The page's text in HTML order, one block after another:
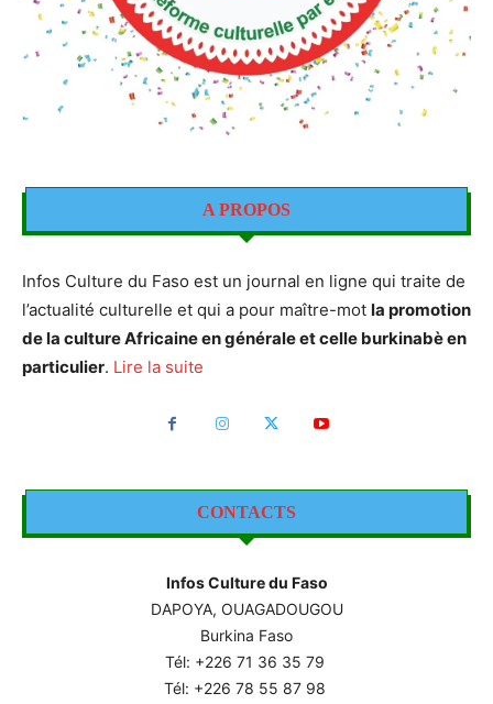
A PROPOS
Infos Culture du Faso est un journal en ligne qui traite de
l’actualité culturelle et qui a pour maître-mot la promotion
de la culture Africaine en générale et celle burkinabè en
particulier. Lire la suite
CONTACTS
Infos Culture du Faso
DAPOYA, OUAGADOUGOU
Burkina Faso
Tél: +226 71 36 35 79
Tél: +226 78 55 87 98